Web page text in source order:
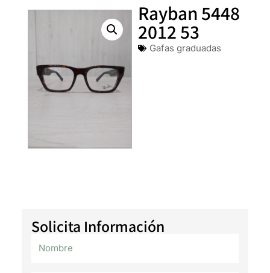
Rayban 5448
2012 53
Gafas graduadas
Solicita Información